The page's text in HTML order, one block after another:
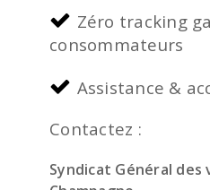
Zéro tracking
consommateurs
Assistance &
Contactez :
Syndicat Général des